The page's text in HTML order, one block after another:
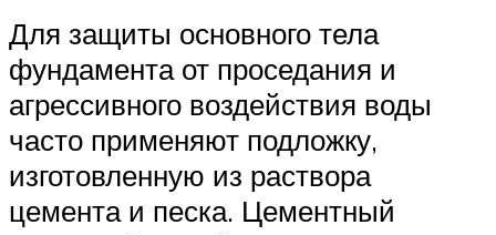
Для защиты основного тела
фундамента от проседания и
агрессивного воздействия воды
часто применяют подложку,
изготовленную из раствора
цемента и песка. Цементный